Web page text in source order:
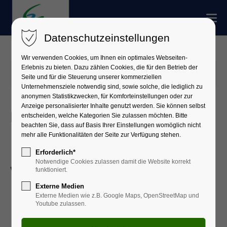
19.05.2026 16:25
Bodenrichtwerte zum Stichtag
1. Januar 2026 stehen zur
Verfügung
Datenschutzeinstellungen
Wir verwenden Cookies, um Ihnen ein optimales Webseiten-
Erlebnis zu bieten. Dazu zählen Cookies, die für den Betrieb der
Seite und für die Steuerung unserer kommerziellen
Unternehmensziele notwendig sind, sowie solche, die lediglich zu
anonymen Statistikzwecken, für Komforteinstellungen oder zur
Anzeige personalisierter Inhalte genutzt werden. Sie können selbst
entscheiden, welche Kategorien Sie zulassen möchten. Bitte
beachten Sie, dass auf Basis Ihrer Einstellungen womöglich nicht
mehr alle Funktionalitäten der Seite zur Verfügung stehen.
Erforderlich*
Notwendige Cookies zulassen damit die Website korrekt
funktioniert.
Externe Medien
Externe Medien wie z.B. Google Maps, OpenStreetMap und
Youtube zulassen.